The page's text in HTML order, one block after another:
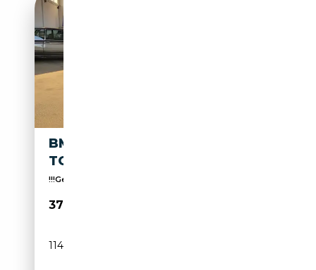
BMW 633 633 CSI -
TOPZUSTAND!
!!!Gerne kaufen wir auch IHREN Gebrauchten an!!!
37 950€
114 800 km